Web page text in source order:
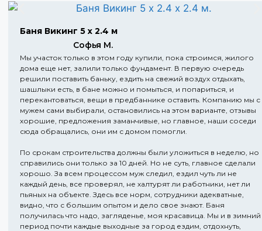
Баня Викинг 5 х 2.4 м
Софья М.
Мы участок только в этом году купили, пока строимся, жилого
дома еще нет, залили только фундамент. В первую очередь
решили поставить баньку, ездить на свежий воздух отдыхать,
шашлыки есть, в бане можно и помыться, и попариться, и
перекантоваться, вещи в предбаннике оставить. Компанию мы с
мужем сами выбирали, остановились на этом варианте, отзывы
хорошие, предложения заманчивые, но главное, наши соседи
сюда обращались, они им с домом помогли.
По срокам строительства должны были уложиться в неделю, но
справились они только за 10 дней. Но не суть, главное сделали
хорошо. За всем процессом муж следил, ездил чуть ли не
каждый день, все проверял, не халтурят ли работники, нет ли
пьяных на объекте. Здесь все норм, сотрудники адекватные,
видно, что с большим опытом и дело свое знают. Баня
получилась что надо, загляденье, моя красавица. Мы и в зимний
период почти каждые выходные за город ездим, отдохнуть,